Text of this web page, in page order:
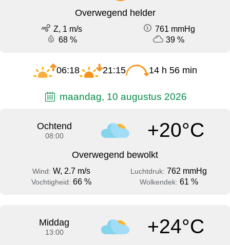
Overwegend helder
Z, 1 m/s
761 mmHg
68 %
39 %
06:18 21:15 14 h 56 min
maandag, 10 augustus 2026
Ochtend
08:00 +20°C
Overwegend bewolkt
Wind: W, 2.7 m/s Luchtdruk: 762 mmHg
Vochtigheid: 66 % Wolkendek: 61 %
Middag
13:00 +24°C